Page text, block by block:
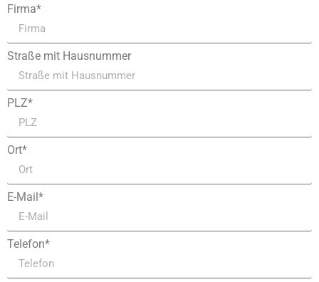
Firma*
Straße mit Hausnummer
PLZ*
Ort*
E-Mail*
Telefon*